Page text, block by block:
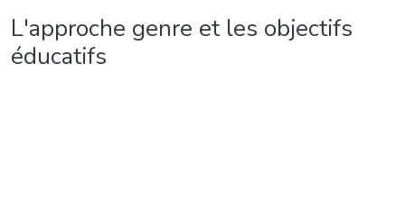
L'approche genre et les objectifs
éducatifs